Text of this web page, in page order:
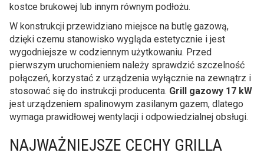
kostce brukowej lub innym równym podłożu.
W konstrukcji przewidziano miejsce na butlę gazową,
dzięki czemu stanowisko wygląda estetycznie i jest
wygodniejsze w codziennym użytkowaniu. Przed
pierwszym uruchomieniem należy sprawdzić szczelność
połączeń, korzystać z urządzenia wyłącznie na zewnątrz i
stosować się do instrukcji producenta. Grill gazowy 17 kW
jest urządzeniem spalinowym zasilanym gazem, dlatego
wymaga prawidłowej wentylacji i odpowiedzialnej obsługi.
NAJWAŻNIEJSZE CECHY GRILLA